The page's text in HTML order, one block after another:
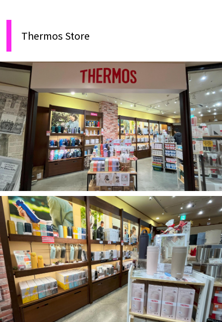
Thermos Store